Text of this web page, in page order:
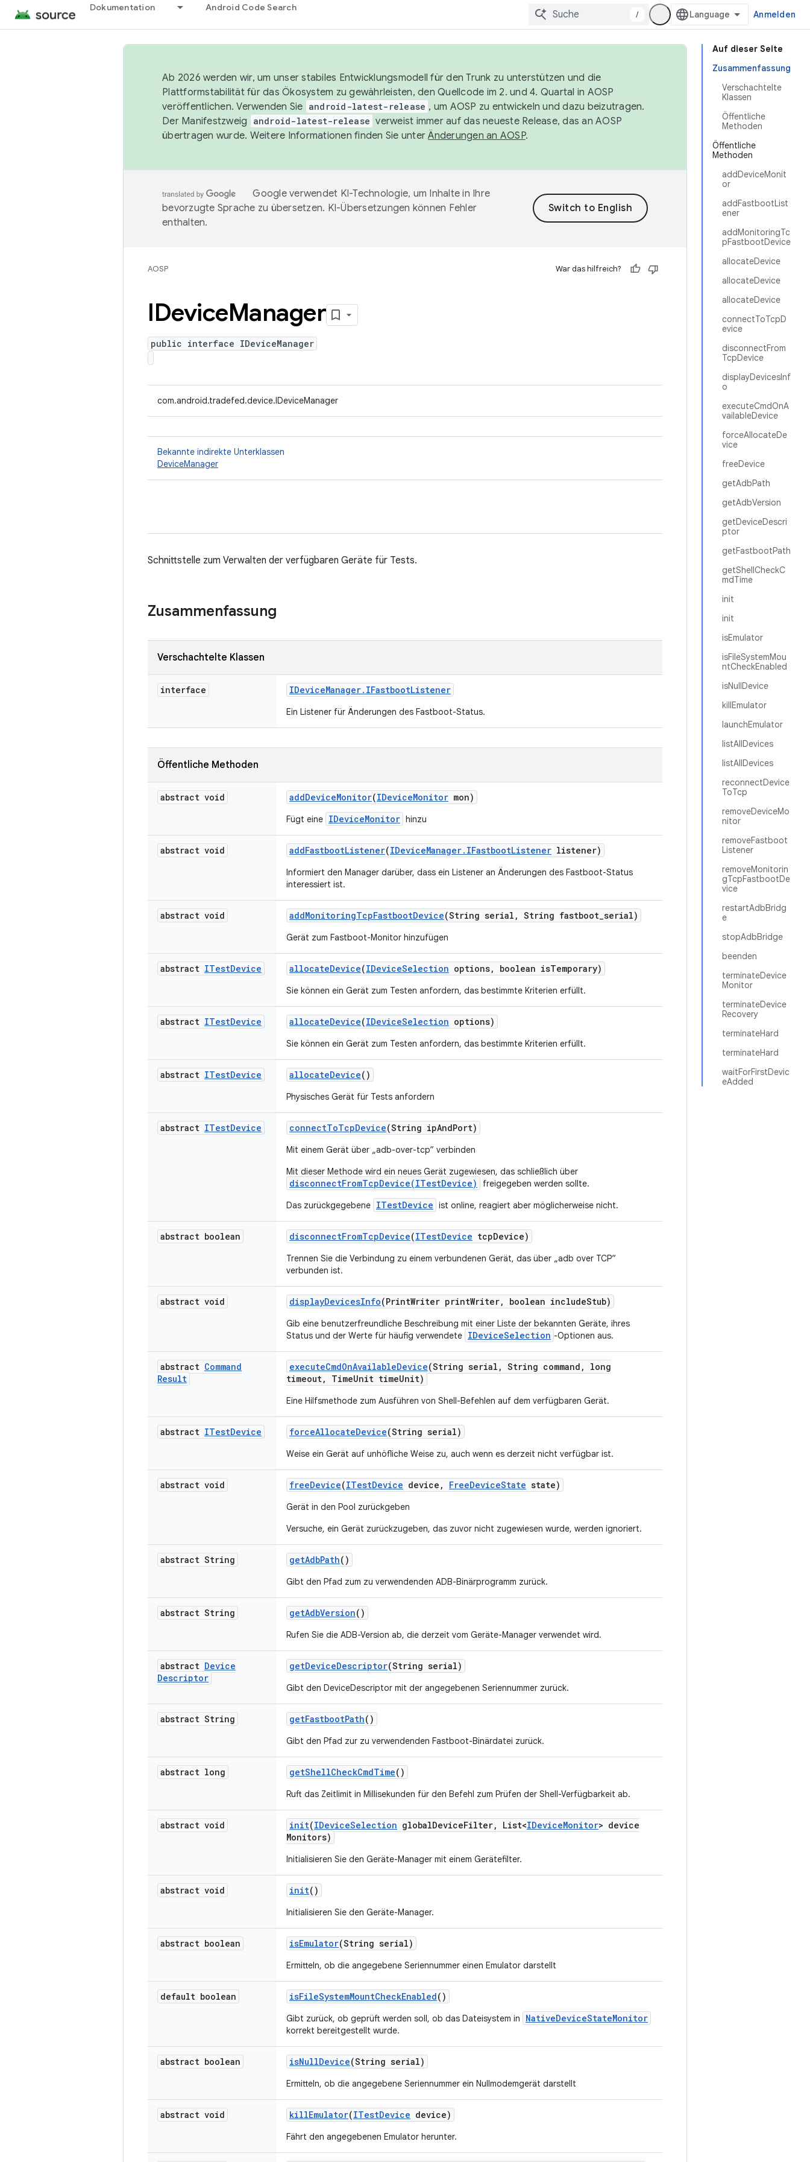
Dokumentation Android Code Search
/ Anmelden
Auf dieser Seite
Zusammenfassung
Verschachtelte
Klassen
Öffentliche
Methoden
Öffentliche
Methoden
addDeviceMonit
or
addFastbootList
ener
addMonitoringTc
pFastbootDevice
allocateDevice
allocateDevice
allocateDevice
connectToTcpD
evice
disconnectFrom
TcpDevice
displayDevicesInf
o
executeCmdOnA
vailableDevice
forceAllocateDe
vice
freeDevice
getAdbPath
getAdbVersion
getDeviceDescri
ptor
getFastbootPath
getShellCheckC
mdTime
init
init
isEmulator
isFileSystemMou
ntCheckEnabled
isNullDevice
killEmulator
launchEmulator
listAllDevices
listAllDevices
reconnectDevice
ToTcp
removeDeviceMo
nitor
removeFastboot
Listener
removeMonitorin
gTcpFastbootDe
vice
restartAdbBridg
e
stopAdbBridge
beenden
terminateDevice
Monitor
terminateDevice
Recovery
terminateHard
terminateHard
waitForFirstDevic
eAdded
Ab 2026 werden wir, um unser stabiles Entwicklungsmodell für den Trunk zu unterstützen und die
Plattformstabilität für das Ökosystem zu gewährleisten, den Quellcode im 2. und 4. Quartal in AOSP
veröffentlichen. Verwenden Sie android-latest-release , um AOSP zu entwickeln und dazu beizutragen.
Der Manifestzweig
android-latest-release verweist immer auf das neueste Release, das an AOSP
übertragen wurde. Weitere Informationen finden Sie unterÄnderungen an AOSP.
Google verwendet KI-Technologie, um Inhalte in Ihre
bevorzugte Sprache zu übersetzen. KI-Übersetzungen können Fehler
enthalten.
AOSP War das hilfreich?
IDeviceManager
public interface IDeviceManager
com.android.tradefed.device.IDeviceManager
Bekannte indirekte Unterklassen
DeviceManager
Schnittstelle zum Verwalten der verfügbaren Geräte für Tests.
Zusammenfassung
Verschachtelte Klassen
interface IDeviceManager. IFastbootListener
Ein Listener für Änderungen des Fastboot-Status.
Öffentliche Methoden
abstract void addDeviceMonitor(IDeviceMonitor mon)
Fügt eine IDeviceMonitor hinzu
abstract void addFastbootListener(IDeviceManager. IFastbootListener listener)
Informiert den Manager darüber, dass ein Listener an Änderungen des Fastboot-Status
interessiert ist.
abstract void addMonitoringTcpFastbootDevice(String serial , String fastboot_serial)
Gerät zum Fastboot-Monitor hinzufügen
abstract ITestDevice allocateDevice(IDeviceSelection options, boolean isTemporary)
Sie können ein Gerät zum Testen anfordern, das bestimmte Kriterien erfüllt.
abstract ITestDevice allocateDevice(IDeviceSelection options)
Sie können ein Gerät zum Testen anfordern, das bestimmte Kriterien erfüllt.
abstract ITestDevice allocateDevice()
Physisches Gerät für Tests anfordern
abstract ITestDevice connectToTcpDevice(String ipAndPort)
Mit einem Gerät über „adb-over-tcp“ verbinden
Mit dieser Methode wird ein neues Gerät zugewiesen, das schließlich über
disconnectFromTcpDevice(ITestDevice)
freigegeben werden sollte.
Das zurückgegebene ITestDevice ist online, reagiert aber möglicherweise nicht.
abstract boolean disconnectFromTcpDevice(ITestDevice tcpDevice)
Trennen Sie die Verbindung zu einem verbundenen Gerät, das über „adb over TCP“
verbunden ist.
abstract void displayDevicesInfo(PrintWriter printWriter, boolean includeStub)
Gib eine benutzerfreundliche Beschreibung mit einer Liste der bekannten Geräte, ihres
Status und der Werte für häufig verwendete IDeviceSelection -Optionen aus.
abstract Command
Result
executeCmdOnAvailableDevice(String serial , String command ,
long
timeout, TimeUnit timeUnit)
Eine Hilfsmethode zum Ausführen von Shell-Befehlen auf dem verfügbaren Gerät.
abstract ITestDevice forceAllocateDevice(String serial)
Weise ein Gerät auf unhöfliche Weise zu, auch wenn es derzeit nicht verfügbar ist.
abstract void freeDevice(ITestDevice device , FreeDeviceState state)
Gerät in den Pool zurückgeben
Versuche, ein Gerät zurückzugeben, das zuvor nicht zugewiesen wurde, werden ignoriert.
abstract String getAdbPath()
Gibt den Pfad zum zu verwendenden ADB-Binärprogramm zurück.
abstract String getAdbVersion()
Rufen Sie die ADB-Version ab, die derzeit vom Geräte-Manager verwendet wird.
abstract Device
Descriptor
getDeviceDescriptor(String serial)
Gibt den DeviceDescriptor mit der angegebenen Seriennummer zurück.
abstract String getFastbootPath()
Gibt den Pfad zur zu verwendenden Fastboot-Binärdatei zurück.
abstract long getShellCheckCmdTime()
Ruft das Zeitlimit in Millisekunden für den Befehl zum Prüfen der Shell-Verfügbarkeit ab.
abstract void init(IDeviceSelection globalDeviceFilter, List<IDeviceMonitor> device
Monitors)
Initialisieren Sie den Geräte-Manager mit einem Gerätefilter.
abstract void init()
Initialisieren Sie den Geräte-Manager.
abstract boolean isEmulator(String serial)
Ermitteln, ob die angegebene Seriennummer einen Emulator darstellt
default boolean isFileSystemMountCheckEnabled()
Gibt zurück, ob geprüft werden soll, ob das Dateisystem in NativeDeviceStateMonitor
korrekt bereitgestellt wurde.
abstract boolean isNullDevice(String serial)
Ermitteln, ob die angegebene Seriennummer ein Nullmodemgerät darstellt
abstract void killEmulator(ITestDevice device)
Fährt den angegebenen Emulator herunter.